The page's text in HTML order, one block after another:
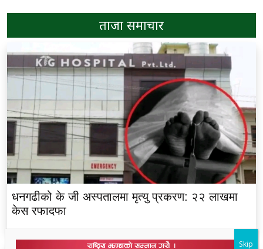
ताजा समाचार
धनगढीको के जी अस्पतालमा मृत्यु प्रकरण: २२ लाखमा
केस रफादफा
Skip